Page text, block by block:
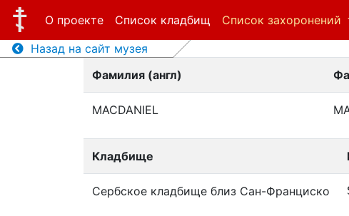
О проекте Список кладбищ Список захоронений
Назад на сайт музея
Фамилия (англ)
MACDANIEL
Кладбище
Сербское кладбище близ Сан-Франциско